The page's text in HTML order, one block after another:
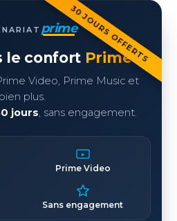
30 JOURS OFFERTS
prime
le confort Prime
Video, Prime Music et
bien plus.
jours, sans engagement.
Prime Video
Sans engagement